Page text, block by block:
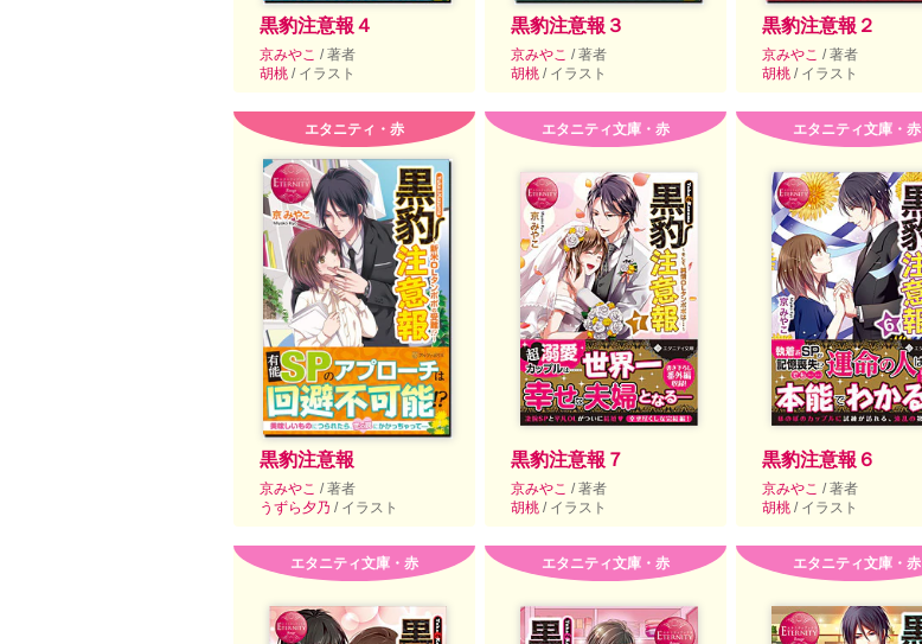
黒豹注意報４
京みやこ / 著者
胡桃 / イラスト
黒豹注意報３
京みやこ / 著者
胡桃 / イラスト
黒豹注意報２
京みやこ / 著者
胡桃 / イラスト
エタニティ・赤
黒豹注意報
京みやこ / 著者
うずら夕乃 / イラスト
エタニティ文庫・赤
黒豹注意報７
京みやこ / 著者
胡桃 / イラスト
エタニティ文庫・赤
黒豹注意報６
京みやこ / 著者
胡桃 / イラスト
エタニティ文庫・赤 エタニティ文庫・赤 エタニティ文庫・赤